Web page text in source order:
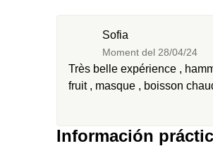
Sofia
Moment del 28/04/24
Très belle expérience ,
fruit , masque , boisson
Información